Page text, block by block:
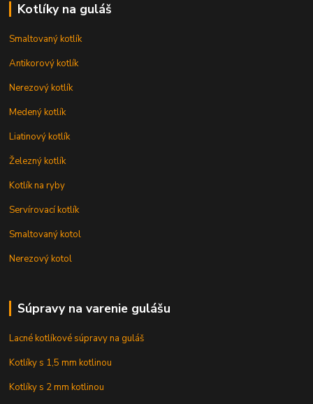
Kotlíky na guláš
Smaltovaný kotlík
Antikorový kotlík
Nerezový kotlík
Medený kotlík
Liatinový kotlík
Železný kotlík
Kotlík na ryby
Servírovací kotlík
Smaltovaný kotol
Nerezový kotol
Súpravy na varenie gulášu
Lacné kotlíkové súpravy na guláš
Kotlíky s 1,5 mm kotlinou
Kotlíky s 2 mm kotlinou